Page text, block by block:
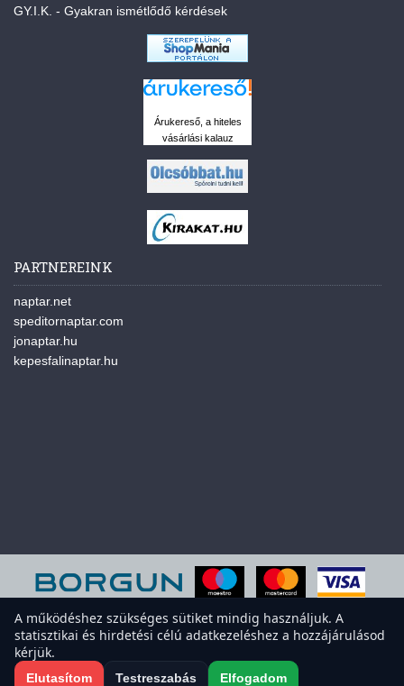
GY.I.K. - Gyakran ismétlődő kérdések
Árukereső, a hiteles
vásárlási kalauz
PARTNEREINK
naptar.net
speditornaptar.com
jonaptar.hu
kepesfalinaptar.hu
Süti-beállítások megnyitása
A működéshez szükséges sütiket mindig használjuk. A
statisztikai és hirdetési célú adatkezeléshez a hozzájárulásod
kérjük.
Elutasítom Testreszabás Elfogadom
A weboldal sütiket használ a felhasználói élmény javítása érdekében.
Elfogadod a sütiket?
Elfogadom Elutasítom